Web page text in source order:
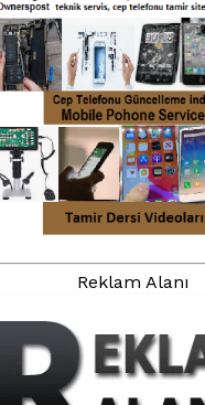
Reklam Alanı